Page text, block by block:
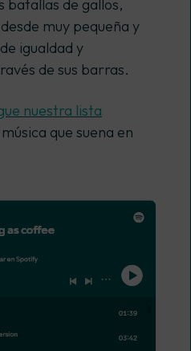
batallas de gallos,
muy pequeña y
igualdad y
de sus barras.
nuestra lista
que suena en